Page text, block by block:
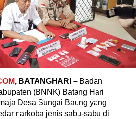
, BATANGHARI – Badan
(BNNK) Batang Hari
Desa Sungai Baung yang
narkoba jenis sabu-sabu di